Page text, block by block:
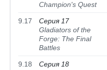
Champion's Quest
9.17
Серия 17
Gladiators of the
Forge: The Final
Battles
9.18
Серия 18